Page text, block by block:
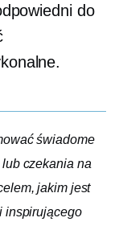
do
świadome
czekania na
jakim jest
inspirującego